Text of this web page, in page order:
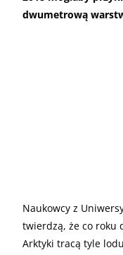
dwumetrową
Naukowcy z
twierdzą, że co roku
Arktyki tracą tyle